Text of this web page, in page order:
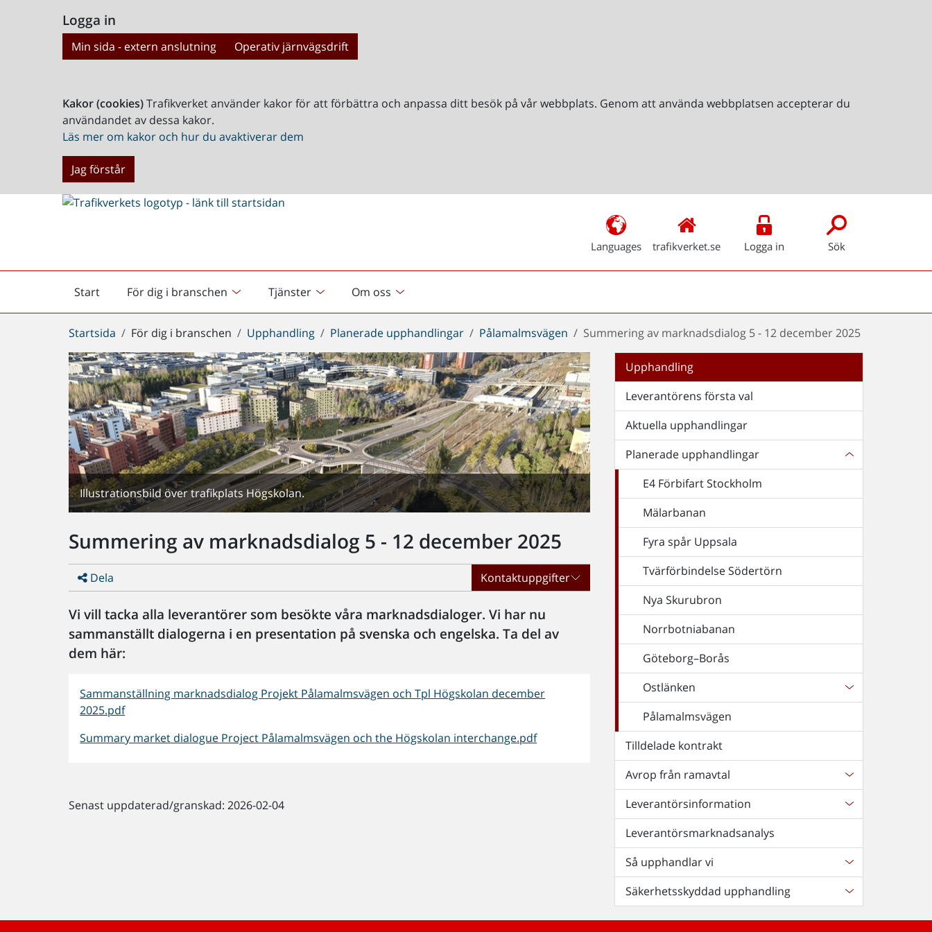
Logga in
Min sida - extern anslutning Operativ järnvägsdrift
Kakor (cookies)Trafikverket använder kakor för att förbättra och anpassa ditt besök på vår webbplats. Genom att använda webbplatsen accepterar du
användandet av dessa kakor.
Läs mer om kakor och hur du avaktiverar dem
Jag förstår
Languages trafikverket.se Logga in Sök
Start
Startsida För dig i branschen Tjänster Om oss
Du
är
här:
Startsida För dig i branschen Upphandling Planerade upphandlingar Pålamalmsvägen Summering av marknadsdialog 5 - 12 december 2025
Illustrationsbild över trafikplats Högskolan.
Summering av marknadsdialog 5 - 12 december 2025
Dela Kontaktuppgifter
Vi vill tacka alla leverantörer som besökte våra marknadsdialoger. Vi har nu
sammanställt dialogerna i en presentation på svenska och engelska. Ta del av
dem här:
Sammanställning marknadsdialog Projekt Pålamalmsvägen och Tpl Högskolan december
2025.pdf
Summary market dialogue Project Pålamalmsvägen och the Högskolan interchange.pdf
Senast uppdaterad/granskad: 2026-02-04
Upphandling
Leverantörens första val
Aktuella upphandlingar
Planerade upphandlingar
E4 Förbifart Stockholm
Mälarbanan
Fyra spår Uppsala
Tvärförbindelse Södertörn
Nya Skurubron
Norrbotniabanan
Göteborg–Borås
Ostlänken
Pålamalmsvägen
Tilldelade kontrakt
Avrop från ramavtal
Leverantörsinformation
Leverantörsmarknadsanalys
Så upphandlar vi
Säkerhetsskyddad upphandling